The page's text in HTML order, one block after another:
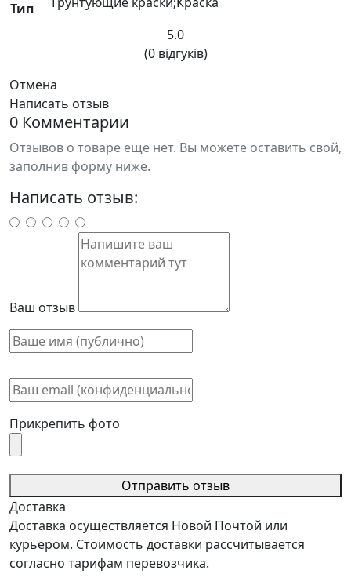
Тип
5.0
(0 відгуків)
Отмена
Написать отзыв
0 Комментарии
Отзывов о товаре еще нет. Вы можете оставить свой,
заполнив форму ниже.
Написать отзыв:
Ваш отзыв
Прикрепить фото
Отправить отзыв
Доставка
Доставка осуществляется Новой Почтой или
курьером. Стоимость доставки рассчитывается
согласно тарифам перевозчика.